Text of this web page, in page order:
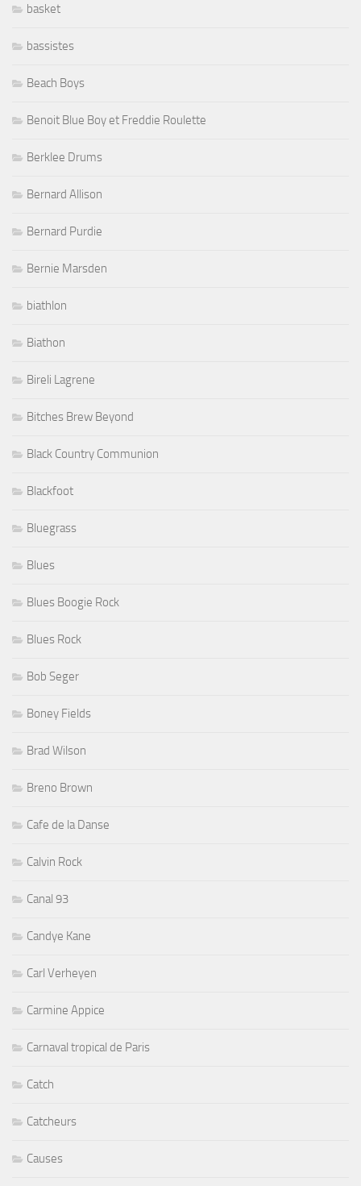
basket
bassistes
Beach Boys
Benoit Blue Boy et Freddie Roulette
Berklee Drums
Bernard Allison
Bernard Purdie
Bernie Marsden
biathlon
Biathon
Bireli Lagrene
Bitches Brew Beyond
Black Country Communion
Blackfoot
Bluegrass
Blues
Blues Boogie Rock
Blues Rock
Bob Seger
Boney Fields
Brad Wilson
Breno Brown
Cafe de la Danse
Calvin Rock
Canal 93
Candye Kane
Carl Verheyen
Carmine Appice
Carnaval tropical de Paris
Catch
Catcheurs
Causes